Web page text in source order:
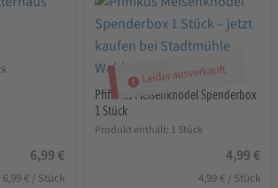
6,99 €
6,99 € / Stück
Leider ausverkauft
Pfiffikus Meisenknödel Spenderbox
1 Stück
Produkt enthält: 1 Stück
4,99 €
4,99 €/ Stück